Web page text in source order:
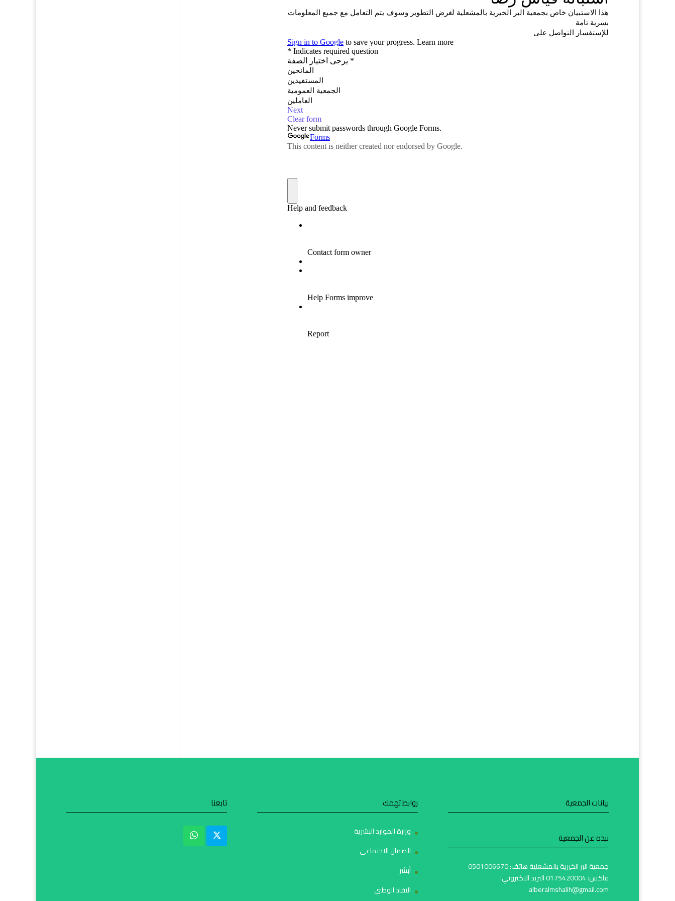
بيانات الجمعية
نبذه عن الجمعية
جمعية البر الخيرية بالمشعلية هاتف: 0501006670
فاكس: 0175420004 البريد الاكتروني:
alberalmshalih@gmail.com
روابط تهمك
وزارة الموارد البشرية
الضمان الاجتماعي
أبشر
النفاذ الوطني
تابعنا